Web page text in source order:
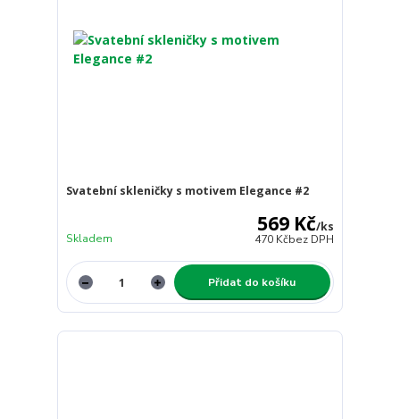
Svatební skleničky s motivem Elegance #2
569 Kč/ks
470 Kčbez DPH
Skladem
Přidat do košíku